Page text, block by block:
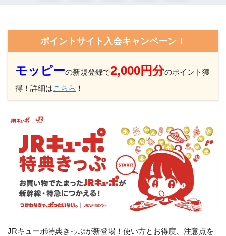
ポイントサイト入会キャンペーン！
モッピーの新規登録で2,000円分のポイント獲
得！詳細はこちら ！
JRキューポ特典きっぷが新登場！使い方とお得度、注意点を